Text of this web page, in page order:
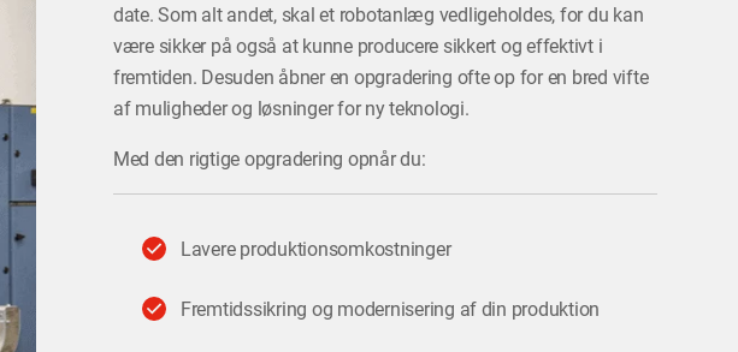
date. Som alt andet, skal et robotanlæg vedligeholdes, for du kan
være sikker på også at kunne producere sikkert og effektivt i
fremtiden. Desuden åbner en opgradering ofte op for en bred vifte
af muligheder og løsninger for ny teknologi.
Med den rigtige opgradering opnår du:
Lavere produktionsomkostninger
Fremtidssikring og modernisering af din produktion